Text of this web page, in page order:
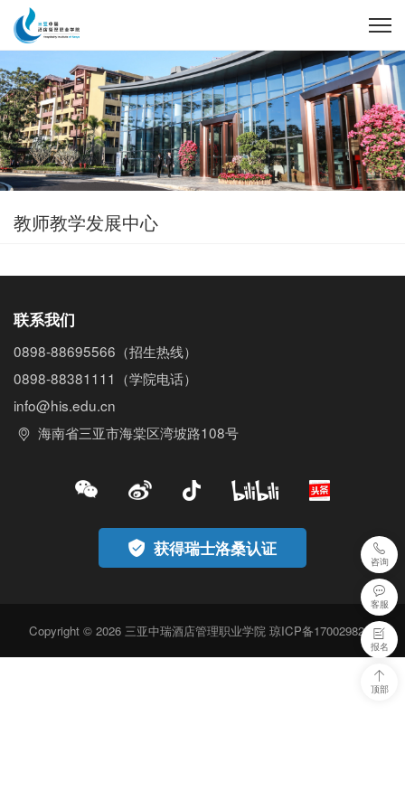
教师教学发展中心
联系我们
0898-88695566 （招生热线）
0898-88381111 （学院电话）
info@his.edu.cn
海南省三亚市海棠区湾坡路108号
获得瑞士洛桑认证
Copyright © 2026 三亚中瑞酒店管理职业学院 琼ICP备17002982号
咨询
客服
报名
顶部